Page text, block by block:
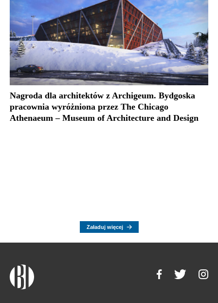
Nagroda dla architektów z Archigeum. Bydgoska
pracownia wyróżniona przez The Chicago
Athenaeum – Museum of Architecture and Design
Załaduj więcej